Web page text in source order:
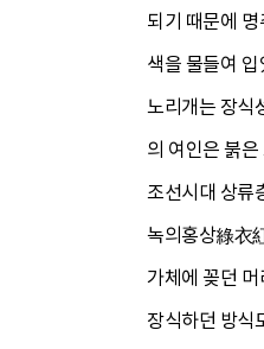
되기 때문에
색을 물들여 입
노리개는 장식
의 여인은 붉
조선시대 상류
녹의홍상綠衣
가체에 꽂던
장식하던 방식